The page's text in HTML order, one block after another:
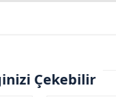
Çekebilir